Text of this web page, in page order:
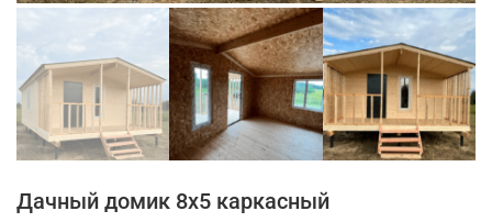
Дачный домик 8х5 каркасный